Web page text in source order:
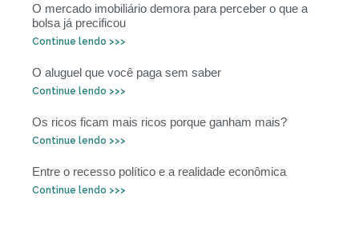
O mercado imobiliário demora para perceber o que a
bolsa já precificou
Continue lendo >>>
O aluguel que você paga sem saber
Continue lendo >>>
Os ricos ficam mais ricos porque ganham mais?
Continue lendo >>>
Entre o recesso político e a realidade econômica
Continue lendo >>>